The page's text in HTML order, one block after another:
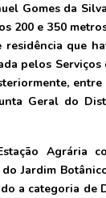
Gomes da
200 e 350
residência que
pelos Serviços
entre
Geral do
Agrária
Jardim
a categoria de